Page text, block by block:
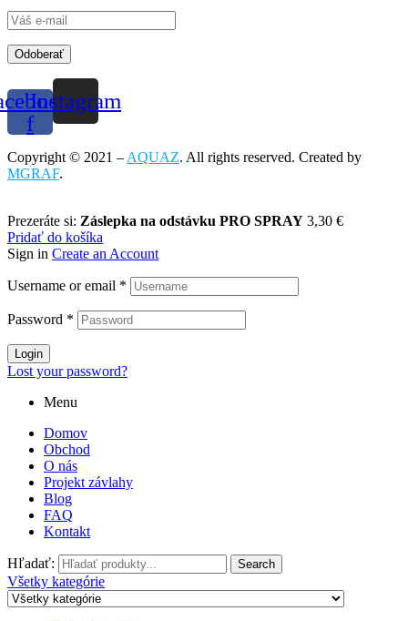
Odoberať
f
Instagram
Copyright © 2021 – AQUAZ. All rights reserved. Created by
MGRAF.
Prezeráte si: Záslepka na odstávku PRO SPRAY 3,30 €
Pridať do košíka
Sign in Create an Account
Username or email *
Password *
Login
Lost your password?
Menu
Domov
Obchod
O nás
Projekt závlahy
Blog
FAQ
Kontakt
Hľadať: Search
Všetky kategórie